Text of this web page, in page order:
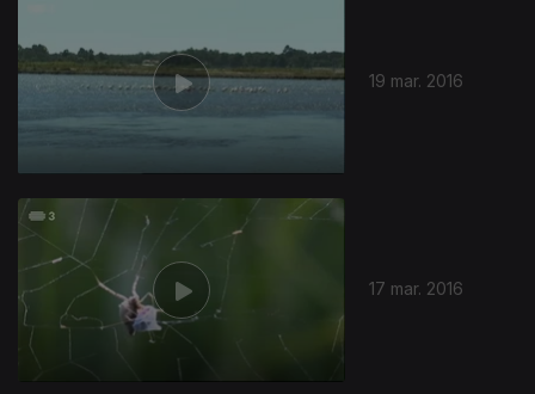
19 mar. 2016
17 mar. 2016